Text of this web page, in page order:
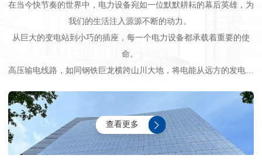
在当今快节奏的世界中，电力设备宛如一位默默耕耘的幕后英雄，为
我们的生活注入源源不断的动力。
从巨大的变电站到小巧的插座，每一个电力设备都承载着重要的使
命。
高压输电线路，如同钢铁巨龙横跨山川大地，将电能从远方的发电厂
变压器，是电能的 “调节大师”。它将高压电转换为适合使用的电
压，为工厂、学校、医院等场所提供安全可靠的电力支持。
查看更多